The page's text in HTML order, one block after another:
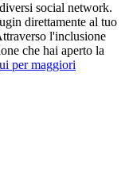
social network.
direttamente al tuo
l'inclusione
che hai aperto la
per maggiori